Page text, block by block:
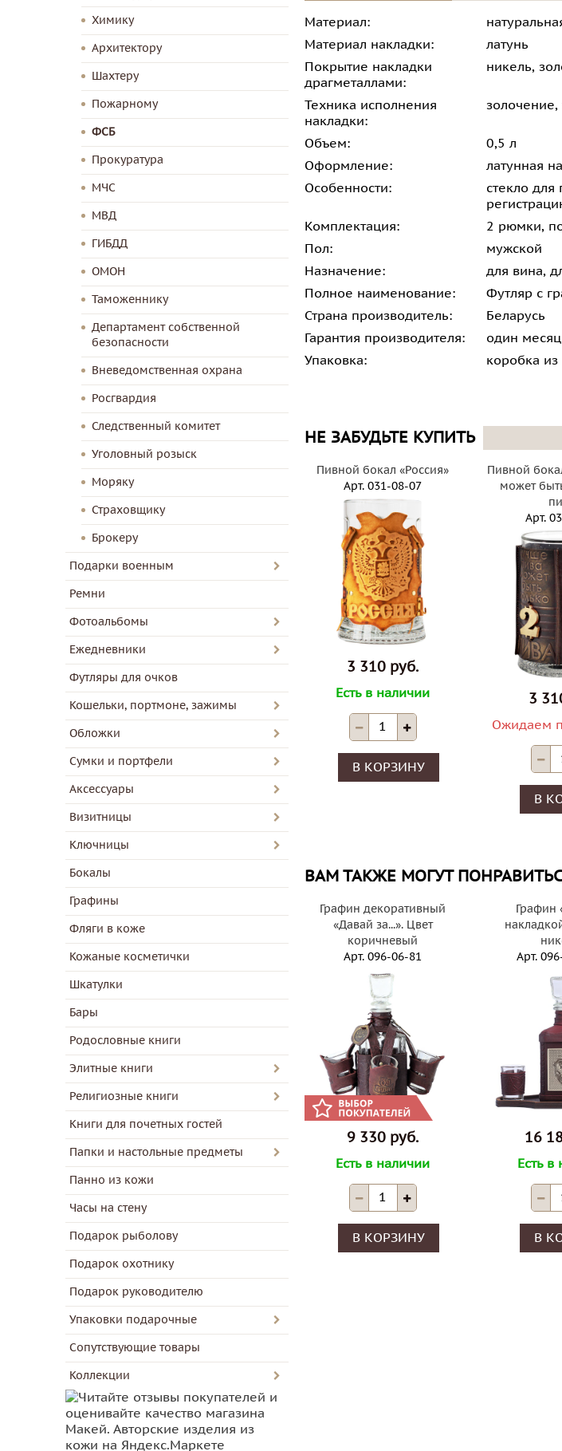
Химику
Архитектору
Шахтеру
Пожарному
ФСБ
Прокуратура
МЧС
МВД
ГИБДД
ОМОН
Таможеннику
Департамент собственной
безопасности
Вневедомственная охрана
Росгвардия
Следственный комитет
Уголовный розыск
Моряку
Страховщику
Брокеру
Подарки военным
Ремни
Фотоальбомы
Ежедневники
Футляры для очков
Кошельки, портмоне, зажимы
Обложки
Сумки и портфели
Аксессуары
Визитницы
Ключницы
Бокалы
Графины
Фляги в коже
Кожаные косметички
Шкатулки
Бары
Родословные книги
Элитные книги
Религиозные книги
Книги для почетных гостей
Папки и настольные предметы
Панно из кожи
Часы на стену
Подарок рыболову
Подарок охотнику
Подарок руководителю
Упаковки подарочные
Сопутствующие товары
Коллекции
Материал:
Материал накладки:
латунь
Покрытие накладки
драгметаллами:
никель,
Техника исполнения
накладки:
Объем:
0,5 л
Оформление:
латунная
Особенности:
стекло
Комплектация:
2 рюмки,
Пол:
мужской
Назначение:
для вина,
Полное наименование:
Футляр с
Страна производитель:
Беларусь
Гарантия производителя:
один месяц
Упаковка:
коробка из
НЕ ЗАБУДЬТЕ КУПИТЬ
Пивной бокал «Россия»
Арт. 031-08-07
3 310 руб.
Есть в наличии
В КОРЗИНУ
Пивной
может
Арт.
3
Ожидаем
В
ВАМ ТАКЖЕ МОГУТ
Графин декоративный
«Давай за...». Цвет
коричневый
Арт. 096-06-81
9 330 руб.
Есть в наличии
В КОРЗИНУ
Графин
Арт.
16
Есть в
В